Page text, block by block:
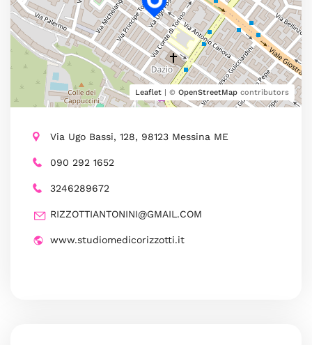
Leaflet | © OpenStreetMap contributors
Via Ugo Bassi, 128, 98123 Messina ME
090 292 1652
3246289672
RIZZOTTIANTONINI@GMAIL.COM
www.studiomedicorizzotti.it